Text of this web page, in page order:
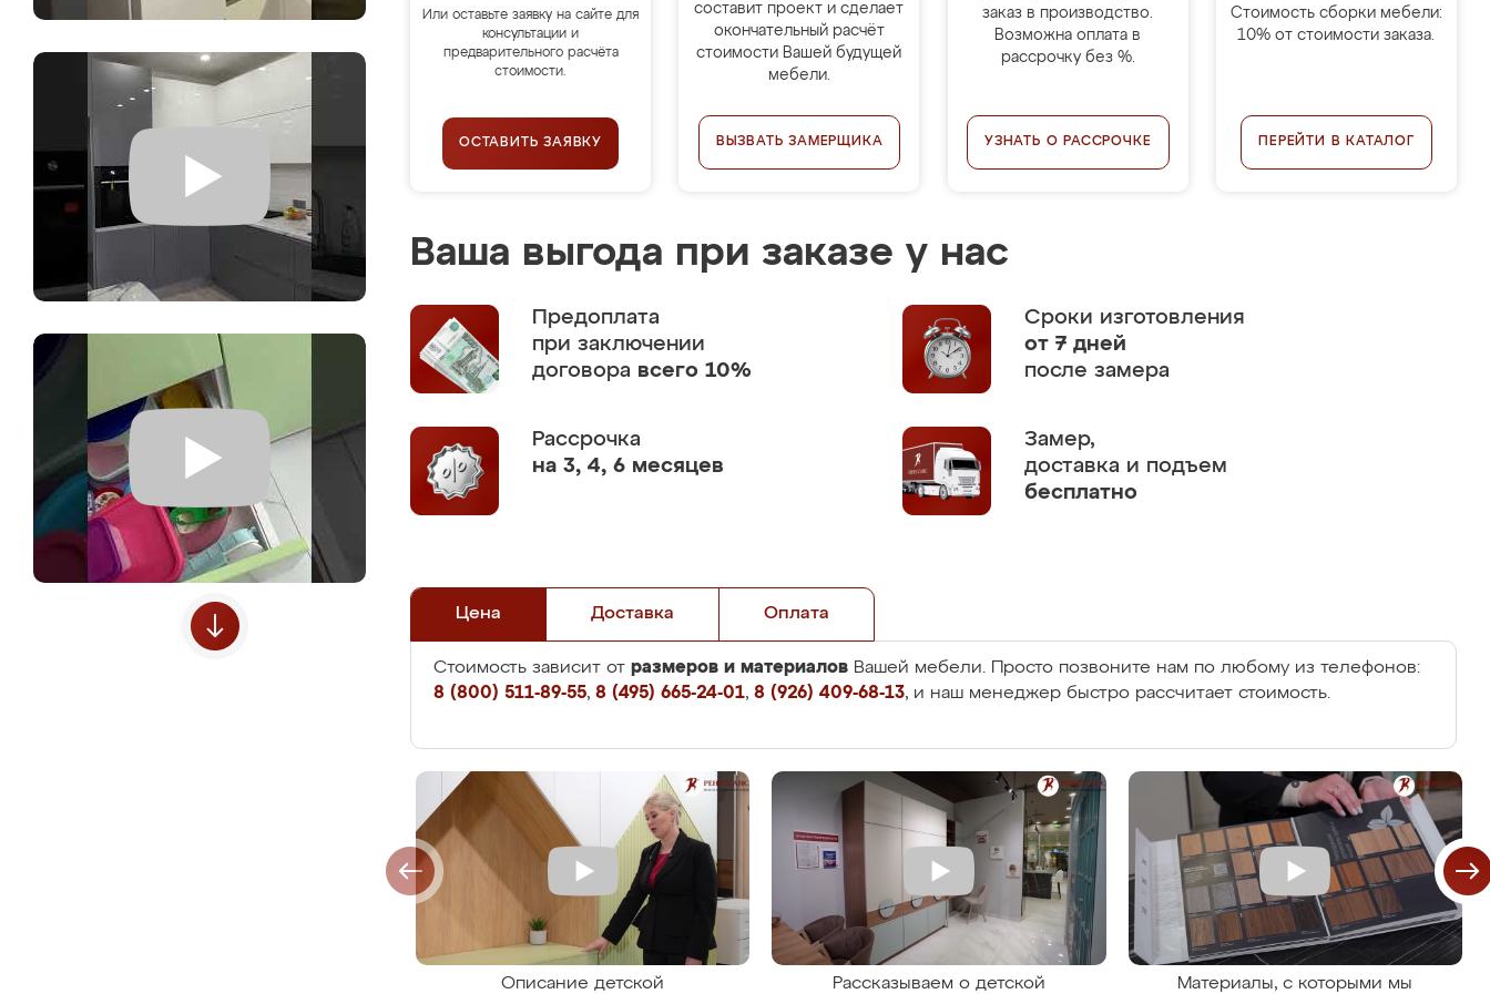
Или оставьте заявку на сайте для
консультации и
предварительного расчёта
стоимости.
ОСТАВИТЬ ЗАЯВКУ
составит проект и сделает
окончательный расчёт
стоимости Вашей будущей
мебели.
ВЫЗВАТЬ ЗАМЕРЩИКА
заказ в производство.
Возможна оплата в
рассрочку без %.
УЗНАТЬ О РАССРОЧКЕ
Стоимость сборки мебели:
10% от стоимости заказа.
ПЕРЕЙТИ В КАТАЛОГ
Ваша выгода при заказе у нас
Предоплата
при заключении
договора всего 10%
Сроки изготовления
от 7 дней
после замера
Рассрочка
на 3, 4, 6 месяцев
Замер,
доставка и подъем
бесплатно
Цена Доставка Оплата
Стоимость зависит от размеров и материалов Вашей мебели. Просто позвоните нам по любому из телефонов:
8 (800) 511-89-55, 8 (495) 665-24-01, 8 (926) 409-68-13, и наш менеджер быстро рассчитает стоимость.
Описание детской
Рассказываем о детской
Материалы, с которыми мы